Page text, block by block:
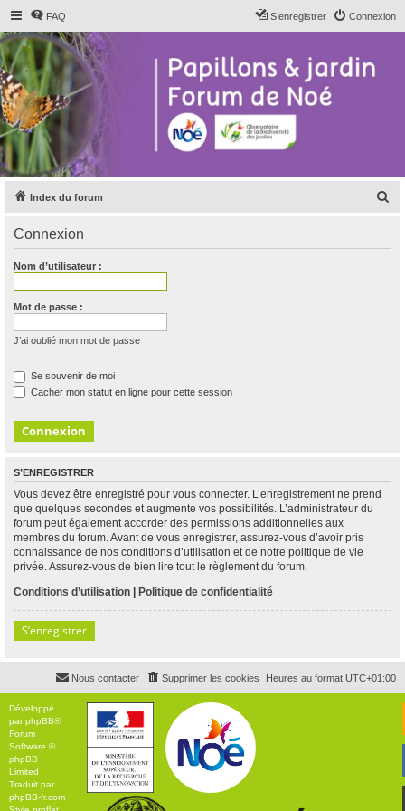
FAQ Connexion
S’enregistrer
Index du forum
Connexion
Nom d’utilisateur :
Mot de passe :
J’ai oublié mon mot de passe
Se souvenir de moi
Cacher mon statut en ligne pour cette session
S’ENREGISTRER
Vous devez être enregistré pour vous connecter. L’enregistrement ne prend
que quelques secondes et augmente vos possibilités. L’administrateur du
forum peut également accorder des permissions additionnelles aux
membres du forum. Avant de vous enregistrer, assurez-vous d’avoir pris
connaissance de nos conditions d’utilisation et de notre politique de vie
privée. Assurez-vous de bien lire tout le règlement du forum.
Conditions d’utilisation | Politique de confidentialité
S’enregistrer
Heures au format UTC+01:00
Supprimer les cookies
Nous contacter
Développé
parphpBB®
Forum
Software ©
phpBB
Limited
Traduit par
phpBB-fr.com